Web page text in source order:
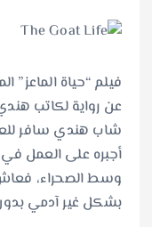
فيلم “حياة
عن رواية لكاتب
شاب هندي سافر
أجبره على العمل
وسط الصحراء،
بشكل غير آدمي